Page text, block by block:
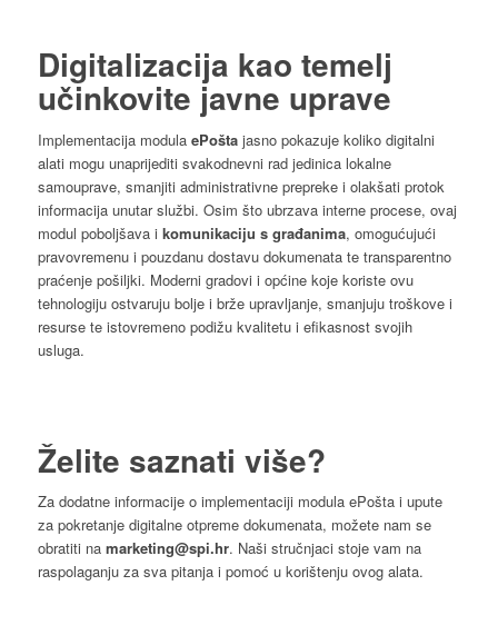
Digitalizacija kao temelj
učinkovite javne uprave
Implementacija modula ePoštajasno pokazuje koliko digitalni
alati mogu unaprijediti svakodnevni rad jedinica lokalne
samouprave, smanjiti administrativne prepreke i olakšati protok
informacija unutar službi. Osim što ubrzava interne procese, ovaj
modul poboljšava i komunikaciju s građanima, omogućujući
pravovremenu i pouzdanu dostavu dokumenata te transparentno
praćenje pošiljki. Moderni gradovi i općine koje koriste ovu
tehnologiju ostvaruju bolje i brže upravljanje, smanjuju troškove i
resurse te istovremeno podižu kvalitetu i efikasnost svojih
usluga.
Želite saznati više?
Za dodatne informacije o implementaciji modula ePošta i upute
za pokretanje digitalne otpreme dokumenata, možete nam se
obratiti na marketing@spi.hr. Naši stručnjaci stoje vam na
raspolaganju za sva pitanja i pomoć u korištenju ovog alata.